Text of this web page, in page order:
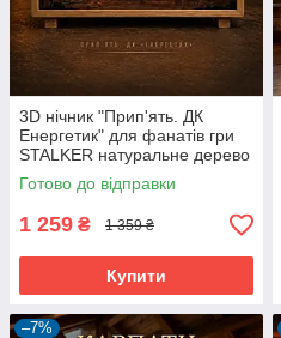
3D нічник "Прип'ять. ДК
Енергетик" для фанатів гри
STALKER натуральне дерево
(LED, Акумулятор, USB Type-
C)
Готово до відправки
1 259 ₴ 1 359 ₴
Купити
–7%